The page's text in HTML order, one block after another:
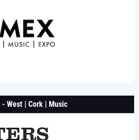
West | Cork | Music